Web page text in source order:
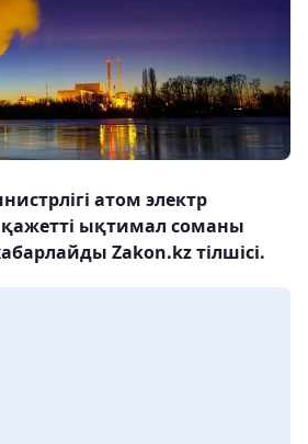
атом электр
қажетті ықтимал соманы
Zakon.kz тілшісі.